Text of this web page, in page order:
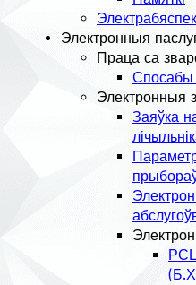
Электронныя
Праца са
Спосабы
Электронныя
Заяўка